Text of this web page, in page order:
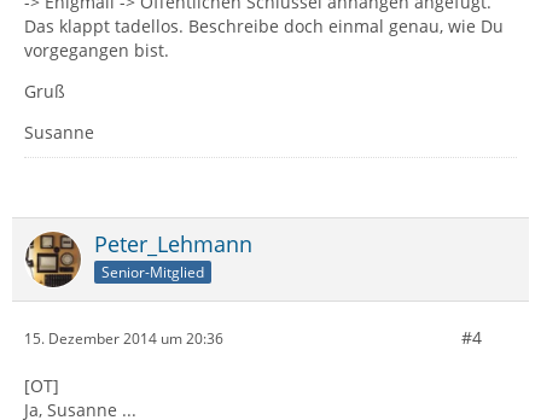
Das klappt tadellos. Beschreibe doch einmal genau, wie Du
vorgegangen bist.
Gruß
Susanne
Peter_Lehmann
Senior-Mitglied
15. Dezember 2014 um 20:36 #4
[OT]
Ja, Susanne ...